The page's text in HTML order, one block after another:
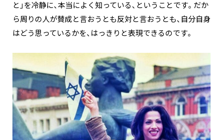
と」を冷静に、本当によく知っている、ということです。だか
ら周りの人が賛成と言おうとも反対と言おうとも、自分自身
はどう思っているかを、はっきりと表現できるのです。